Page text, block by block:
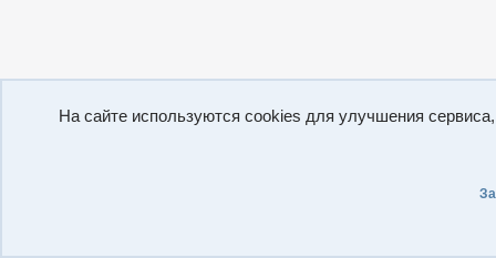
На сайте используются cookies для улучшения